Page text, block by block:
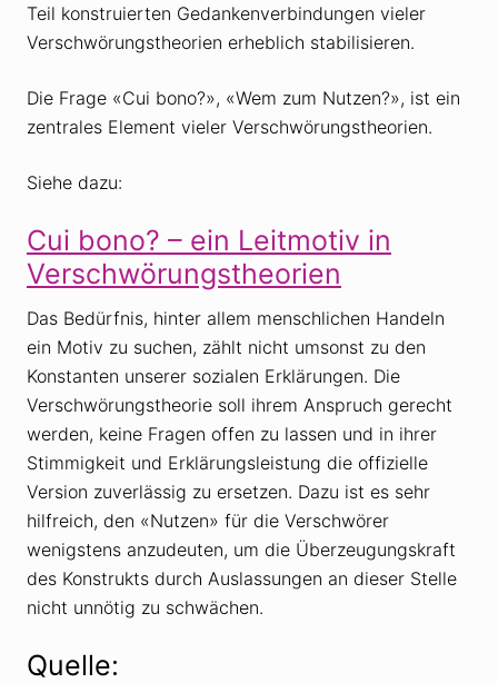
Teil konstruierten Gedankenverbindungen vieler
Verschwörungstheorien erheblich stabilisieren.
Die Frage «Cui bono?», «Wem zum Nutzen?», ist ein
zentrales Element vieler Verschwörungstheorien.
Siehe dazu:
Cui bono? – ein Leitmotiv in
Verschwörungstheorien
Das Bedürfnis, hinter allem menschlichen Handeln
ein Motiv zu suchen, zählt nicht umsonst zu den
Konstanten unserer sozialen Erklärungen. Die
Verschwörungstheorie soll ihrem Anspruch gerecht
werden, keine Fragen offen zu lassen und in ihrer
Stimmigkeit und Erklärungsleistung die offizielle
Version zuverlässig zu ersetzen. Dazu ist es sehr
hilfreich, den «Nutzen» für die Verschwörer
wenigstens anzudeuten, um die Überzeugungskraft
des Konstrukts durch Auslassungen an dieser Stelle
nicht unnötig zu schwächen.
Quelle: